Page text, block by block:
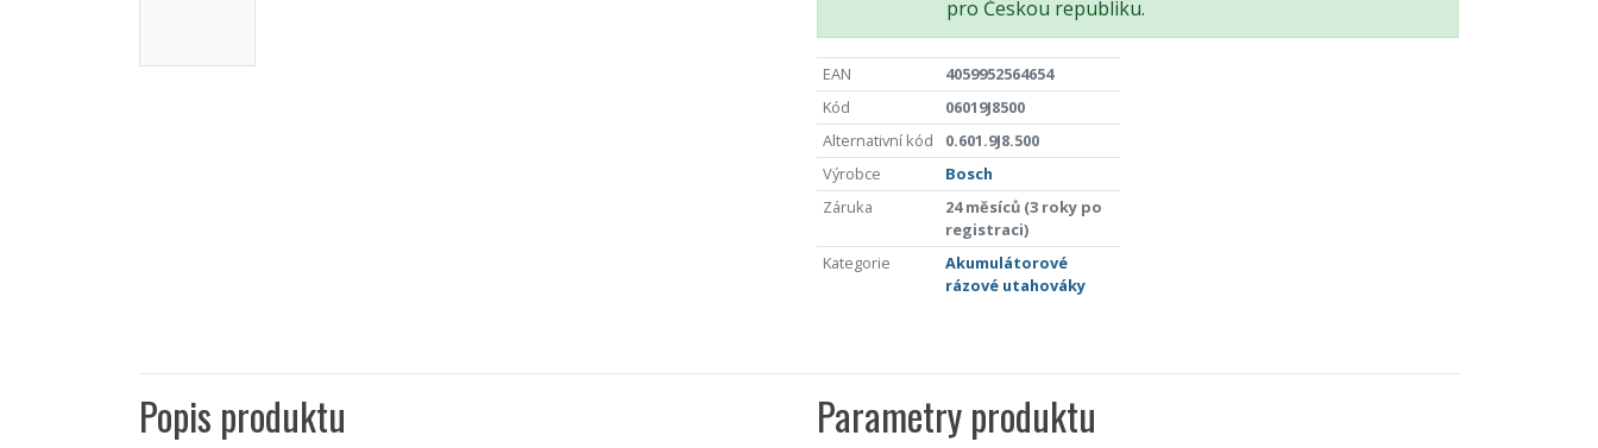
pro Českou republiku.
EAN
4059952564654
Kód
06019J8500
Alternativní kód
0.601.9J8.500
Výrobce
Bosch
Záruka
24 měsíců (3 roky po
registraci)
Kategorie
Akumulátorové
rázové utahováky
Popis produktu Parametry produktu